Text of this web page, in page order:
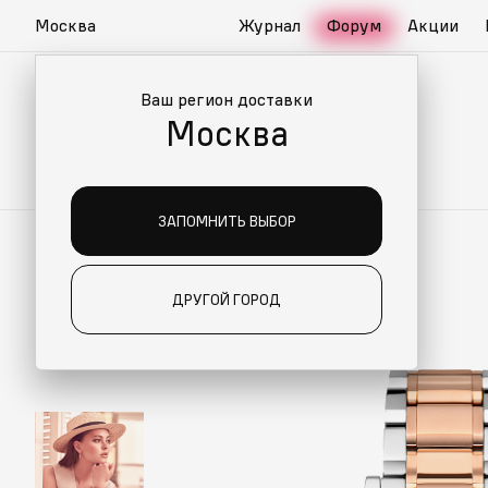
Москва
Ваш регион доставки
Москва
ЗАПОМНИТЬ ВЫБОР
ДРУГОЙ ГОРОД
Журнал Форум Акции
ДЛЯ ВАС